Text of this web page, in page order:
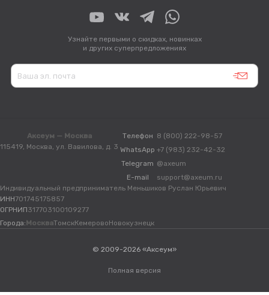
Узнайте первыми о скидках, новинках
и других суперпредложениях
Аксеум — Москва
115419, Москва, ул. Вавилова, д. 3
Телефон 8 (800) 222-98-57
WhatsApp +7 (983) 232-42-32
Telegram @axeum
E-mail
support@axeum.ru
Индивидуальный предприниматель Меньшиков Руслан Юрьевич
ИНН701745175857
ОГРНИП317703100109277
Города: МоскваТомскКемеровоНовокузнецк
© 2009-2026 «Аксеум»
Полная версия